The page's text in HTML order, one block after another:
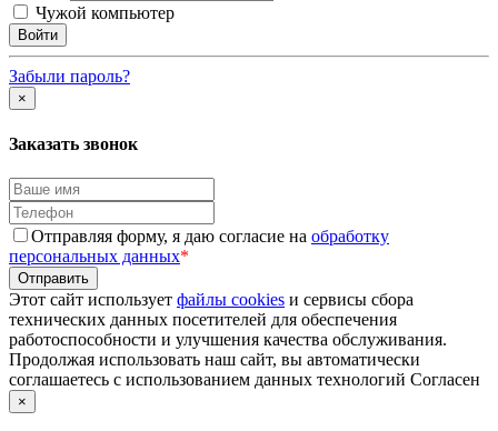
Чужой компьютер
Забыли пароль?
×
Заказать звонок
Отправляя форму, я даю согласие на обработку
персональных данных*
Этот сайт использует файлы cookies и сервисы сбора
технических данных посетителей для обеспечения
работоспособности и улучшения качества обслуживания.
Продолжая использовать наш сайт, вы автоматически
соглашаетесь с использованием данных технологий Согласен
×